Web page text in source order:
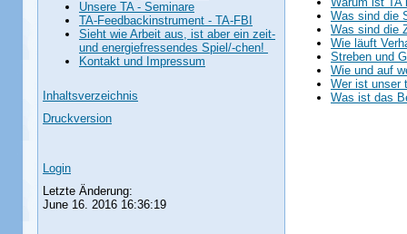
Unsere TA - Seminare
TA-Feedbackinstrument - TA-FBI
Sieht wie Arbeit aus, ist aber ein zeit-
und energiefressendes Spiel/-chen!
Kontakt und Impressum
Inhaltsverzeichnis
Druckversion
Login
Letzte Änderung:
June 16. 2016 16:36:19
Was sind die
Was sind die
Wie läuft
Streben und
Wie und auf
Wer ist unser
Was ist das